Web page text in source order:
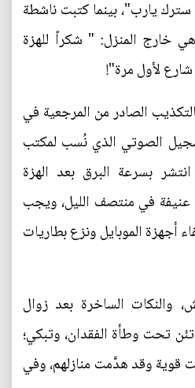
يارب"، بينما كتبت ناشطة
خارج المنزل: " شكراً للهزة
لأول مرة"!
الصادر من المرجعية في
الصوتي الذي نُسب لمكتب
بسرعة البرق بعد الهزة
عنيفة في منتصف الليل، ويجب
أجهزة الموبايل ونزع بطاريات
والنكات الساخرة بعد زوال
تحت وطأة الفقدان، وتبكي؛
قوية وقد هدَّمت منازلهم، وفي